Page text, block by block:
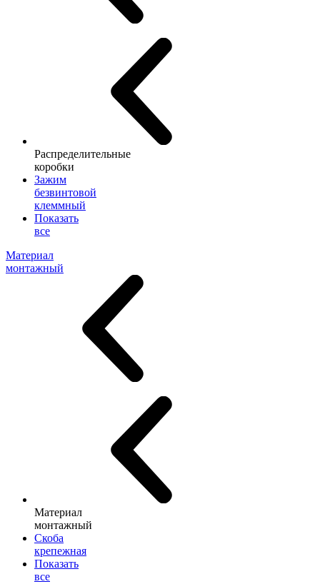
Распределительные
коробки
Зажим
безвинтовой
клеммный
Показать
все
Материал
монтажный
Материал
монтажный
Скоба
крепежная
Показать
все